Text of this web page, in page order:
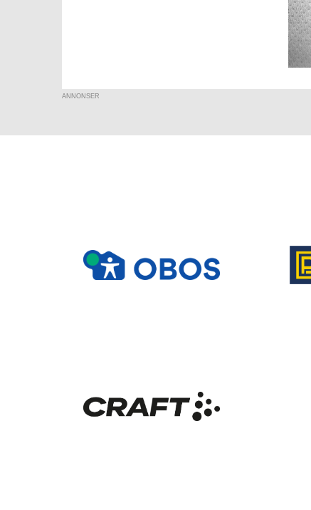
ANNONSER